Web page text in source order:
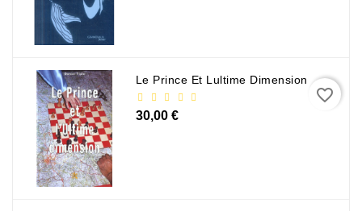
Le Prince Et Lultime Dimension
30,00 €
favorite_border